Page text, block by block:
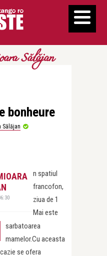
Sălăjan
bonheure
Sălăjan
n spatiul
francofon,
ziua de 1
Mai este
sarbatoarea
mamelor.Cu aceasta
se ofera